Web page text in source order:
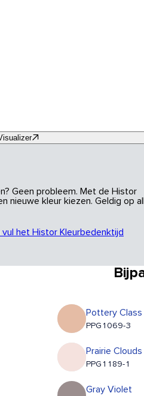
Geen probleem. Met de Histor
nieuwe kleur kiezen. Geldig op
het Histor Kleurbedenktijd
Pottery Class
PPG1069-3
Prairie Clouds
PPG1189-1
Gray Violet